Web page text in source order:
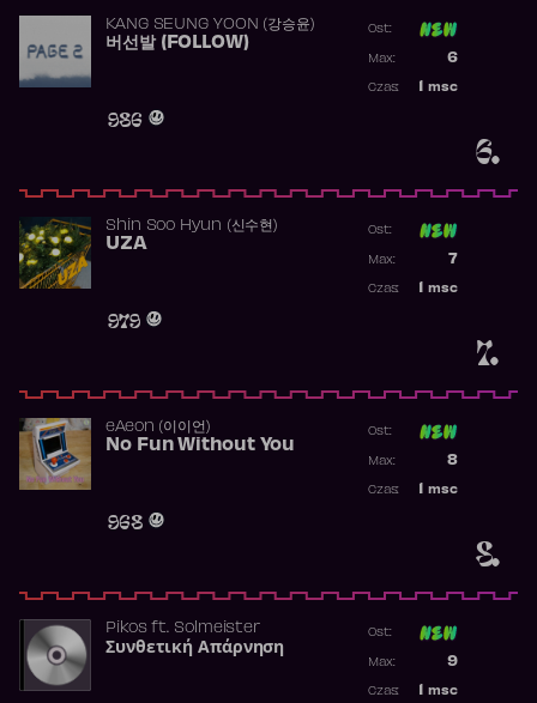
6.
KANG SEUNG YOON (강승윤)
버선발 (FOLLOW)
986
Ost:
6
Max:
msc
Czas:
7.
Shin Soo Hyun (신수현)
UZA
979
Ost:
7
Max:
msc
Czas:
8.
​eAeon (이이언)
No Fun Without You
968
Ost:
8
Max:
msc
Czas:
Pikosft. Solmeister
Συνθετική Απάρνηση
Ost:
9
Max:
msc
Czas: